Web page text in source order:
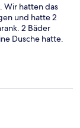
Wir hatten das
und hatte 2
2 Bäder
Dusche hatte.